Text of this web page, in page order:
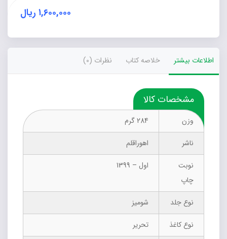
۱,۶۰۰,۰۰۰ ریال
اطلاعات بیشتر خلاصه کتاب نظرات (0)
مشخصات کالا
وزن
284 گرم
ناشر
اهوراقلم
نوبت
چاپ
اول – 1399
نوع جلد
شومیز
نوع کاغذ
تحریر